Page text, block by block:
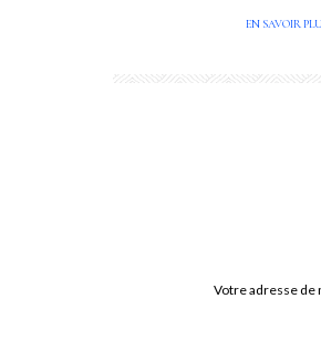
EN SAVOIR
Votre adresse de